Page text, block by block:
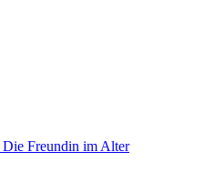
Die Freundin im Alter